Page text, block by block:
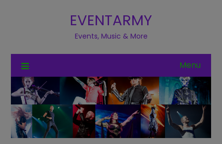
EVENTARMY
Events, Music & More
Menu